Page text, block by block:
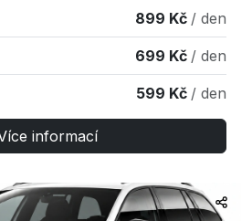
899 Kč / den
699 Kč / den
599 Kč / den
informací